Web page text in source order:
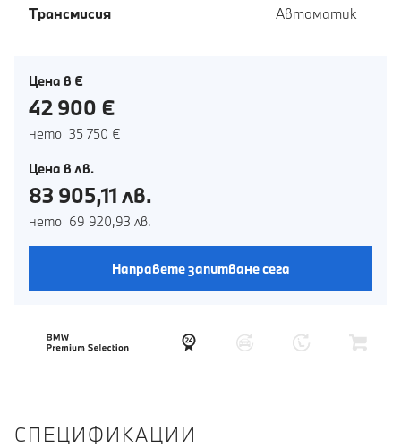
Tрансмисия Автоматик
Цена в €
42 900 €
нето 35 750 €
Цена в лв.
83 905,11 лв.
нето 69 920,93 лв.
Направете запитване сега
СПЕЦИФИКАЦИИ